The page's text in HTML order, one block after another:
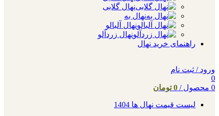
نهال گلابی
نهال به
نهال آلبالو
نهال زردآلو
راهنمای خرید نهال
ورود / ثبت نام
0
0 محصول /
0 تومان
لیست قیمت نهال ها 1404